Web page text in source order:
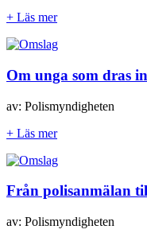
+ Läs mer
Om unga som dras
av: Polismyndigheten
+ Läs mer
Från polisanmälan
av: Polismyndigheten